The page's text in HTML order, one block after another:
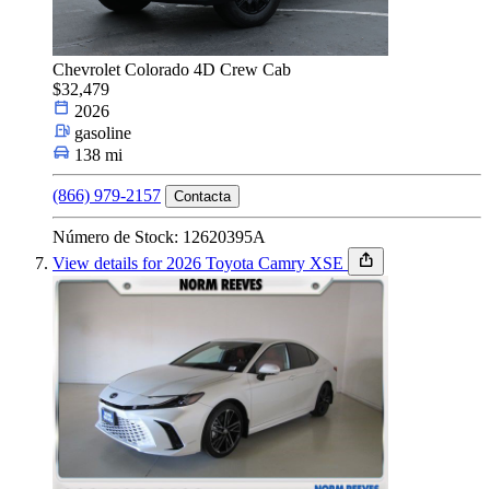
Chevrolet Colorado 4D Crew Cab
$32,479
2026
gasoline
138 mi
(866) 979-2157 Contacta
Número de Stock: 12620395A
View details for 2026 Toyota Camry XSE